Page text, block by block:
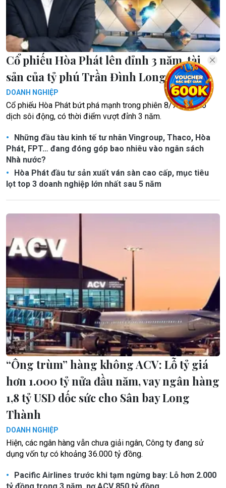
Cổ phiếu Hòa Phát lên đỉnh 3 năm, tài
sản của tỷ phú Trần Đình Long tăng vọt
DOANH NGHIỆP
Cổ phiếu Hòa Phát bứt phá mạnh trong phiên 8/7 với giao
dịch sôi động, có thời điểm vượt đỉnh 3 năm.
Những đầu tàu kinh tế tư nhân Vingroup, Thaco, Hòa
Phát, FPT… đang đóng góp bao nhiêu vào ngân sách
Nhà nước?
Hòa Phát đầu tư sản xuất ván sàn cao cấp, mục tiêu
lọt top 3 doanh nghiệp lớn nhất sau 5 năm
“Ông trùm” hàng không ACV: Lỗ tỷ giá
hơn 1.000 tỷ nửa đầu năm, vay ngân hàng
1,8 tỷ USD dốc sức cho Sân bay Long
Thành
DOANH NGHIỆP
Hiện, các ngân hàng vẫn chưa giải ngân, Công ty đang sử
dụng vốn tự có khoảng 36.000 tỷ đồng.
Pacific Airlines trước khi tạm ngừng bay: Lỗ hơn 2.000
tỷ đồng trong 3 năm, nợ ACV 850 tỷ đồng